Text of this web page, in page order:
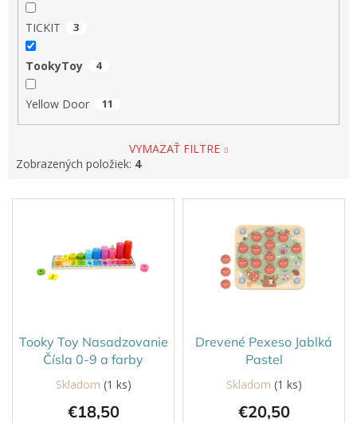
TICKIT 3
TookyToy 4
Yellow Door 11
VYMAZAŤ FILTRE
Zobrazených položiek: 4
V
Tooky Toy Nasadzovanie
Čísla 0-9 a farby
Skladom (1 ks)
€18,50
Drevené Pexeso Jablká
Pastel
Skladom (1 ks)
€20,50